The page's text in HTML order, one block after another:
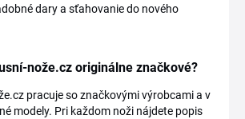
dary a sťahovanie do nového
nože.cz originálne značkové?
pracuje so značkovými výrobcami a v
modely. Pri každom noži nájdete popis